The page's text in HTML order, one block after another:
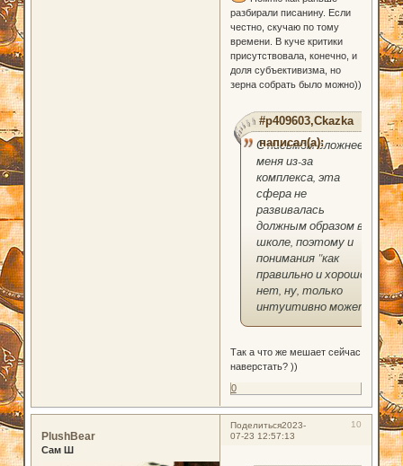
разбирали писанину. Если
честно, скучаю по тому
времени. В куче критики
присутствовала, конечно, и
доля субъективизма, но
зерна собрать было можно))
#p409603,Ckazka
написал(а):
С письмом сложнее у
меня из-за
комплекса, эта
сфера не
развивалась
должным образом в
школе, поэтому и
понимания "как
правильно и хорошо"
нет, ну, только
интуитивно может)
Так а что же мешает сейчас
наверстать? ))
0
Поделиться 10
2023-
07-23 12:57:13
PlushBear
Сам Ш